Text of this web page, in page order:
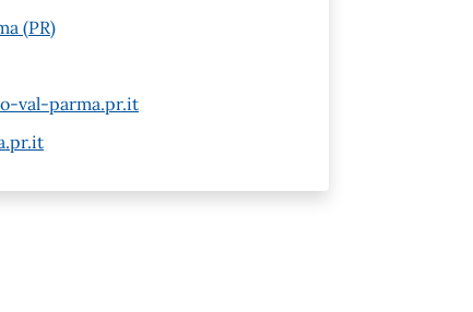
(PR)
val-parma.pr.it